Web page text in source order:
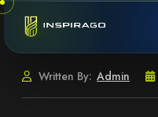
Skip to content
Written By: Admin